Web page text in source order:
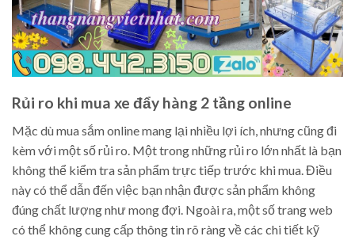
Rủi ro khi mua xe đẩy hàng 2 tầng online
Mặc dù mua sắm online mang lại nhiều lợi ích, nhưng cũng đi
kèm với một số rủi ro. Một trong những rủi ro lớn nhất là bạn
không thể kiểm tra sản phẩm trực tiếp trước khi mua. Điều
này có thể dẫn đến việc bạn nhận được sản phẩm không
đúng chất lượng như mong đợi. Ngoài ra, một số trang web
có thể không cung cấp thông tin rõ ràng về các chi tiết kỹ